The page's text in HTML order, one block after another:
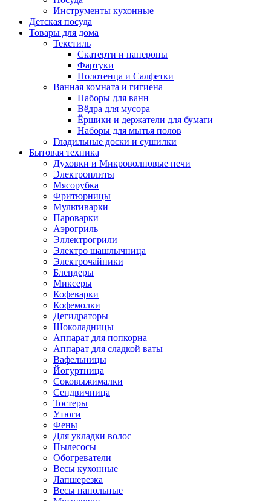
Инструменты кухонные
Детская посуда
Товары для дома
Текстиль
Скатерти и напероны
Фартуки
Полотенца и Салфетки
Ванная комната и гигиена
Наборы для ванн
Вёдра для мусора
Ёршики и держатели для бумаги
Наборы для мытья полов
Гладильные доски и сушилки
Бытовая техника
Духовки и Микроволновые печи
Электроплиты
Мясорубка
Фритюрницы
Мультиварки
Пароварки
Аэрогриль
Эллектрогрили
Электро шашлычница
Электрочайники
Блендеры
Миксеры
Кофеварки
Кофемолки
Дегидраторы
Шоколадницы
Аппарат для попкорна
Аппарат для сладкой ваты
Вафельницы
Йогуртница
Соковыжималки
Сендвичница
Тостеры
Утюги
Фены
Для укладки волос
Пылесосы
Обогреватели
Весы кухонные
Лапшерезка
Весы напольные